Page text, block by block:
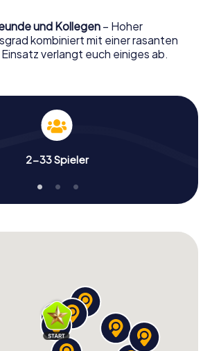
und Kollegen – Hoher
kombiniert mit einer rasanten
verlangt euch einiges ab.
2-33 Spieler